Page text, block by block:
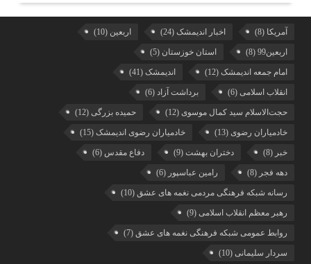
آمریکا (8) اخبار اندیمشک (24) اربعین (10)
اربعین99 (8) استان خوزستان (5)
امام جمعه اندیمشک (12) اندیمشک (41)
انقلاب اسلامی (6) برداشت آزاد (6)
حجت‌الاسلام سید کمال موسوی (12) حمیده بزرگی (12)
خادمیاران رضوی (13) خادمیاران رضوی اندیمشک (15)
خبر (8) دختران بهشت (9) دفاع مقدس (6)
دهه فجر (8) رامین عباسپور (6)
رسانه شبکه فرهنگی مردمی نغمه های عشق (10)
رهبر معظم انقلاب اسلامی (9)
روابط عمومی شبکه فرهنگی نغمه های عشق (7)
سردار سلیمانی (10)